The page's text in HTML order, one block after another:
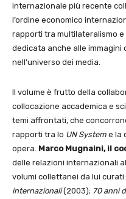
internazionale più recente
l’ordine economico
rapporti tra multilateralismo e
dedicata anche alle immagini
nell’universo dei media.
Il volume è frutto della
collocazione accademica e
temi affrontati, che
rapporti tra lo UN System e la
opera. Marco Mugnaini, il
delle relazioni internazionali
volumi collettanei da lui curati:
internazionali(2003); 70 anni